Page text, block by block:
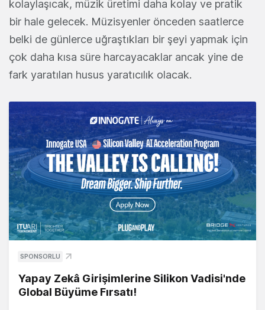
kolaylaşıcak, müzik üretimi daha kolay ve pratik
bir hale gelecek. Müzisyenler önceden saatlerce
belki de günlerce uğraştıkları bir şeyi yapmak için
çok daha kısa süre harcayacaklar ancak yine de
fark yaratılan husus yaratıcılık olacak.
SPONSORLU
Yapay Zekâ Girişimlerine Silikon Vadisi'nde
Global Büyüme Fırsatı!